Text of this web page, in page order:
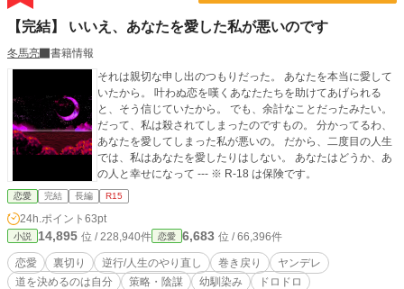
【完結】 いいえ、あなたを愛した私が悪いのです
冬馬亮
書籍情報
それは親切な申し出のつもりだった。 あなたを本当に愛して
いたから。 叶わぬ恋を嘆くあなたたちを助けてあげられる
と、そう信じていたから。 でも、余計なことだったみたい。
だって、私は殺されてしまったのですもの。 分かってるわ、
あなたを愛してしまった私が悪いの。 だから、二度目の人生
では、私はあなたを愛したりはしない。 あなたはどうか、あ
の人と幸せになって --- ※ R-18 は保険です。
恋愛 完結 長編 R15
24h.ポイント 63pt
小説 14,895 位 / 228,940件 恋愛 6,683 位 / 66,396件
恋愛 裏切り 逆行/人生のやり直し 巻き戻り
ヤンデレ
道を決めるのは自分
策略・陰謀 幼馴染み ドロドロ